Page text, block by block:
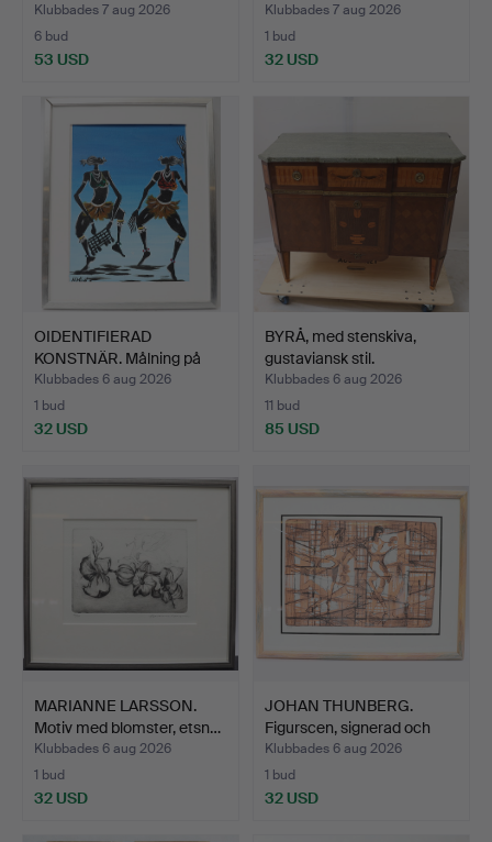
Klubbades 7 aug 2026
6 bud
53 USD
Klubbades 7 aug 2026
1 bud
32 USD
OIDENTIFIERAD
KONSTNÄR. Målning på
pannå, …
Klubbades 6 aug 2026
1 bud
32 USD
BYRÅ, med stenskiva,
gustaviansk stil.
Klubbades 6 aug 2026
11 bud
85 USD
MARIANNE LARSSON.
Motiv med blomster, etsn…
Klubbades 6 aug 2026
1 bud
32 USD
JOHAN THUNBERG.
Figurscen, signerad och
nu…
Klubbades 6 aug 2026
1 bud
32 USD